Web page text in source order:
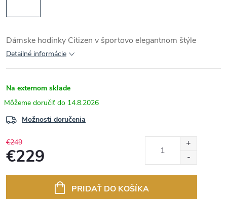
Dámske hodinky Citizen v športovo elegantnom štýle
Detailné informácie
Na externom sklade
14.8.2026
Možnosti doručenia
€249
€229
PRIDAŤ DO KOŠÍKA